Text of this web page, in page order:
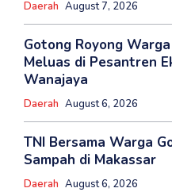
Daerah August 7, 2026
Gotong Royong
Meluas di Pesantren
Wanajaya
Daerah August 6, 2026
TNI Bersama Warga
Sampah di Makassar
Daerah August 6, 2026